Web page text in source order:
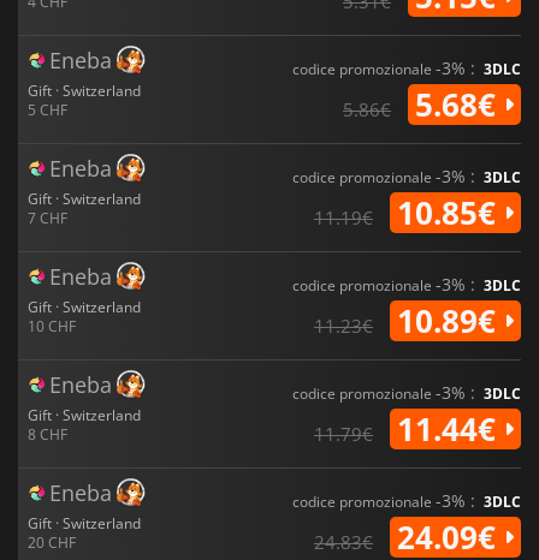
Eneba
Gift · Switzerland
5 CHF
codice promozionale -3% : 3DLC
5.86€ 5.68€
Eneba
Gift · Switzerland
7 CHF
codice promozionale -3% : 3DLC
11.19€ 10.85€
Eneba
Gift · Switzerland
10 CHF
codice promozionale -3% : 3DLC
11.23€ 10.89€
Eneba
Gift · Switzerland
8 CHF
codice promozionale -3% : 3DLC
11.79€ 11.44€
Eneba
Gift · Switzerland
20 CHF
codice promozionale -3% : 3DLC
24.83€ 24.09€